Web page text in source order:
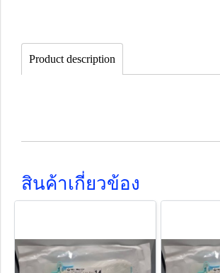
Product description
สินค้าเกี่ยวข้อง